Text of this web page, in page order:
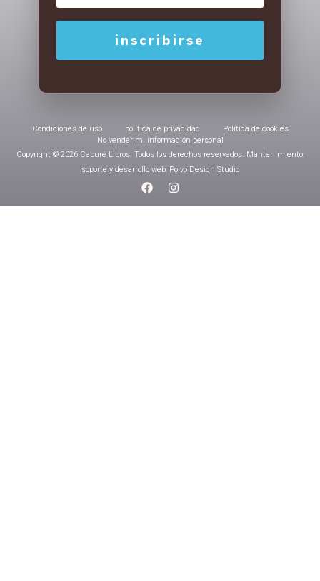
Condiciones de uso política de privacidad
Política de cookies
No vender mi información personal
Copyright © 2026 Caburé Libros. Todos los derechos reservados. Mantenimiento,
soporte y desarrollo web: Polvo Design Studio